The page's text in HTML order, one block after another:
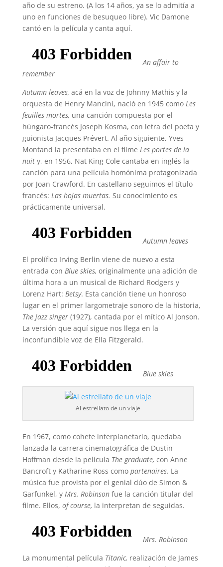
año de su estreno. (A los 14 años, ya se lo admitía a
uno en funciones de besuqueo libre). Vic Damone
cantó en la película y canta aquí.
An affair to
remember
Autumn leaves, acá en la voz de Johnny Mathis y la
orquesta de Henry Mancini, nació en 1945 como Les
feuilles mortes, una canción compuesta por el
húngaro-francés Joseph Kosma, con letra del poeta y
guionista Jacques Prévert. Al año siguiente, Yves
Montand la presentaba en el filme Les portes de la
nuity, en 1956, Nat King Cole cantaba en inglés la
canción para una película homónima protagonizada
por Joan Crawford. En castellano seguimos el título
francés: Las hojas muertas. Su conocimiento es
prácticamente universal.
Autumn leaves
El prolífico Irving Berlin viene de nuevo a esta
entrada con Blue skies, originalmente una adición de
última hora a un musical de Richard Rodgers y
Lorenz Hart: Betsy. Esta canción tiene un honroso
lugar en el primer largometraje sonoro de la historia,
The jazz singer (1927), cantada por el mítico Al Jonson.
La versión que aquí sigue nos llega en la
inconfundible voz de Ella Fitzgerald.
Blue skies
Al estrellato de un viaje
En 1967, como cohete interplanetario, quedaba
lanzada la carrera cinematográfica de Dustin
Hoffman desde la película The graduate, con Anne
Bancroft y Katharine Ross como partenaires. La
música fue provista por el genial dúo de Simon &
Garfunkel, y Mrs. Robinsonfue la canción titular del
filme. Ellos, of course, la interpretan de seguidas.
Mrs. Robinson
La monumental película Titanic, realización de James